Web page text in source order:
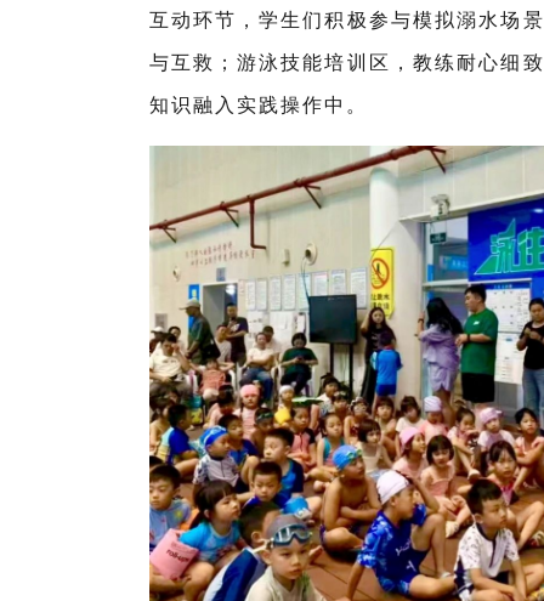
互动环节，学生们积极参与模拟溺水场
与互救；游泳技能培训区，教练耐心细
知识融入实践操作中。